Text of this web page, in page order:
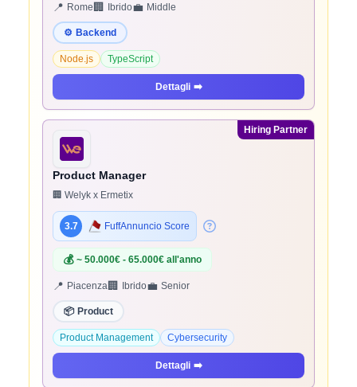
📍 Rome 🏢 Ibrido💼 Middle
⚙️ Backend
Node.js TypeScript
Dettagli ➡️
Hiring Partner
Product Manager
🏢 Welyk x Ermetix
3.7 FuffAnnuncio Score
💰 ~ 50.000€ - 65.000€ all'anno
📍 Piacenza🏢 Ibrido💼 Senior
📦 Product
Product Management Cybersecurity
Dettagli ➡️